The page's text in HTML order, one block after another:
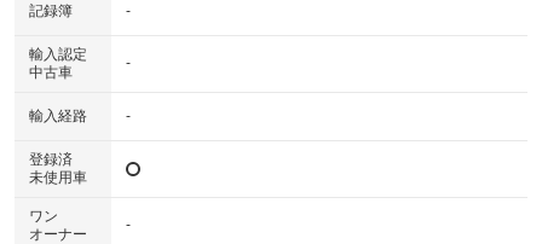
記録簿 -
輸入認定
中古車
-
輸入経路 -
登録済
未使用車
ワン
オーナー
-